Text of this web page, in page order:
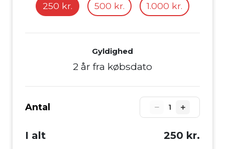
250 kr. 500 kr. 1.000 kr.
Gyldighed
2 år fra købsdato
Antal 1
I alt 250 kr.